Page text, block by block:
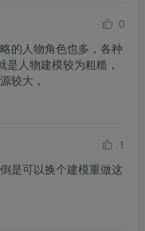
0
的人物角色也多，各种
人物建模较为粗糙，
较大，
1
是可以换个建模重做这